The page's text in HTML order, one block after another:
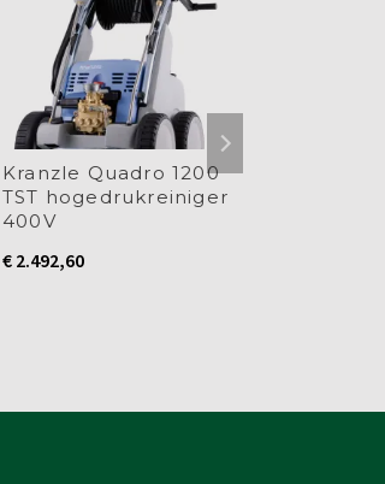
Kranzle Quadro 1200
TST hogedrukreiniger
400V
€ 2.492,60